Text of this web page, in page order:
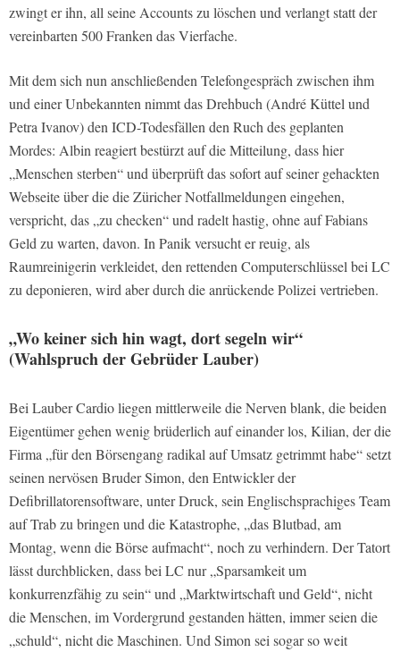
zwingt er ihn, all seine Accounts zu löschen und verlangt statt der
vereinbarten 500 Franken das Vierfache.
Mit dem sich nun anschließenden Telefongespräch zwischen ihm
und einer Unbekannten nimmt das Drehbuch (André Küttel und
Petra Ivanov) den ICD-Todesfällen den Ruch des geplanten
Mordes: Albin reagiert bestürzt auf die Mitteilung, dass hier
„Menschen sterben“ und überprüft das sofort auf seiner gehackten
Webseite über die die Züricher Notfallmeldungen eingehen,
verspricht, das „zu checken“ und radelt hastig, ohne auf Fabians
Geld zu warten, davon. In Panik versucht er reuig, als
Raumreinigerin verkleidet, den rettenden Computerschlüssel bei LC
zu deponieren, wird aber durch die anrückende Polizei vertrieben.
„Wo keiner sich hin wagt, dort segeln wir“
(Wahlspruch der Gebrüder Lauber)
Bei Lauber Cardio liegen mittlerweile die Nerven blank, die beiden
Eigentümer gehen wenig brüderlich auf einander los, Kilian, der die
Firma „für den Börsengang radikal auf Umsatz getrimmt habe“ setzt
seinen nervösen Bruder Simon, den Entwickler der
Defibrillatorensoftware, unter Druck, sein Englischsprachiges Team
auf Trab zu bringen und die Katastrophe, „das Blutbad, am
Montag, wenn die Börse aufmacht“, noch zu verhindern. Der Tatort
lässt durchblicken, dass bei LC nur „Sparsamkeit um
konkurrenzfähig zu sein“ und „Marktwirtschaft und Geld“, nicht
die Menschen, im Vordergrund gestanden hätten, immer seien die
„schuld“, nicht die Maschinen. Und Simon sei sogar so weit